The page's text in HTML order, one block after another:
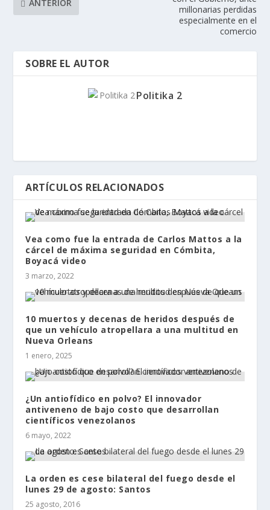
ANTERIOR
millonarias perdidas
especialmente en el
comercio
SOBRE EL AUTOR
Politika 2
ARTÍCULOS RELACIONADOS
Vea como fue la entrada de Carlos Mattos a la
cárcel de máxima seguridad en Cómbita,
Boyacá video
3 marzo, 2022
10 muertos y decenas de heridos después de
que un vehículo atropellara a una multitud en
Nueva Orleans
1 enero, 2025
¿Un antiofídico en polvo? El innovador
antiveneno de bajo costo que desarrollan
científicos venezolanos
6 mayo, 2022
La orden es cese bilateral del fuego desde el
lunes 29 de agosto: Santos
25 agosto, 2016